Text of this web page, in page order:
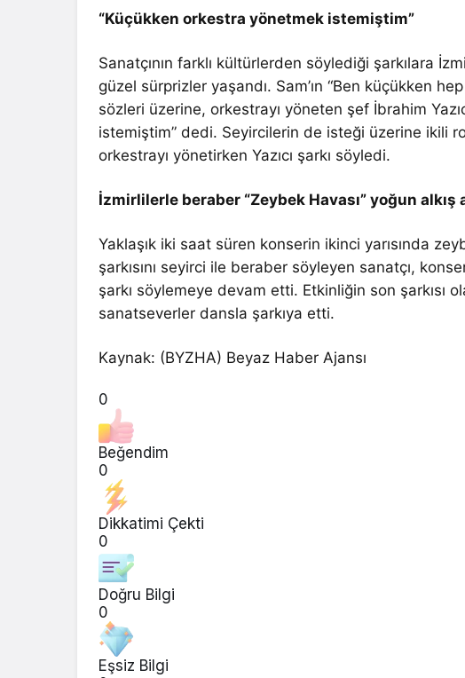
“Küçükken orkestra yönetmek istemiştim”
Sanatçının farklı kültürlerden söylediği şarkılara
güzel sürprizler yaşandı. Sam’ın “Ben küçükken
sözleri üzerine, orkestrayı yöneten şef İbrahim
istemiştim” dedi. Seyircilerin de isteği üzerine ikili
orkestrayı yönetirken Yazıcı şarkı söyledi.
İzmirlilerle beraber “Zeybek Havası” yoğun alkış
Yaklaşık iki saat süren konserin ikinci yarısında
şarkısını seyirci ile beraber söyleyen sanatçı,
şarkı söylemeye devam etti. Etkinliğin son şarkısı
sanatseverler dansla şarkıya etti.
Kaynak: (BYZHA) Beyaz Haber Ajansı
0
Beğendim
0
Dikkatimi Çekti
0
Doğru Bilgi
0
Eşsiz Bilgi